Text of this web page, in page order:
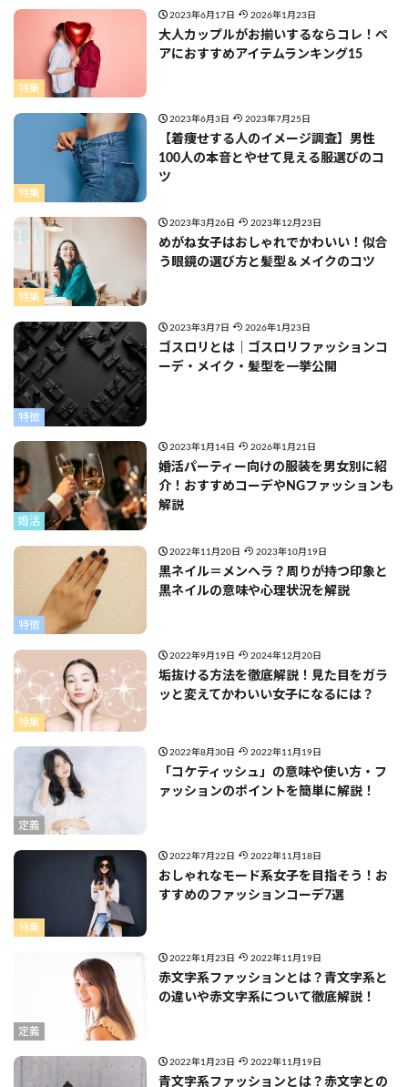
特集
2023年6月17日 2026年1月23日
大人カップルがお揃いするならコレ！ペ
アにおすすめアイテムランキング15
特集
2023年6月3日 2023年7月25日
【着痩せする人のイメージ調査】男性
100人の本音とやせて見える服選びのコ
ツ
特集
2023年3月26日 2023年12月23日
めがね女子はおしゃれでかわいい！似合
う眼鏡の選び方と髪型＆メイクのコツ
特徴
2023年3月7日 2026年1月23日
ゴスロリとは｜ゴスロリファッションコ
ーデ・メイク・髪型を一挙公開
婚活
2023年1月14日 2026年1月21日
婚活パーティー向けの服装を男女別に紹
介！おすすめコーデやNGファッションも
解説
特徴
2022年11月20日 2023年10月19日
黒ネイル＝メンヘラ？周りが持つ印象と
黒ネイルの意味や心理状況を解説
特集
2022年9月19日 2024年12月20日
垢抜ける方法を徹底解説！見た目をガラ
ッと変えてかわいい女子になるには？
定義
2022年8月30日 2022年11月19日
「コケティッシュ」の意味や使い方・フ
ァッションのポイントを簡単に解説！
特集
2022年7月22日 2022年11月18日
おしゃれなモード系女子を目指そう！お
すすめのファッションコーデ7選
定義
2022年1月23日 2022年11月19日
赤文字系ファッションとは？青文字系と
の違いや赤文字系について徹底解説！
2022年1月23日 2022年11月19日
青文字系ファッションとは？赤文字との